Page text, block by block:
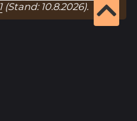
(Stand: 10.8.2026).